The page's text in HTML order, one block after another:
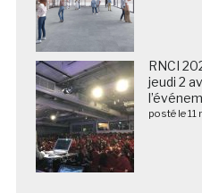
RNCI
jeudi 2
posté le